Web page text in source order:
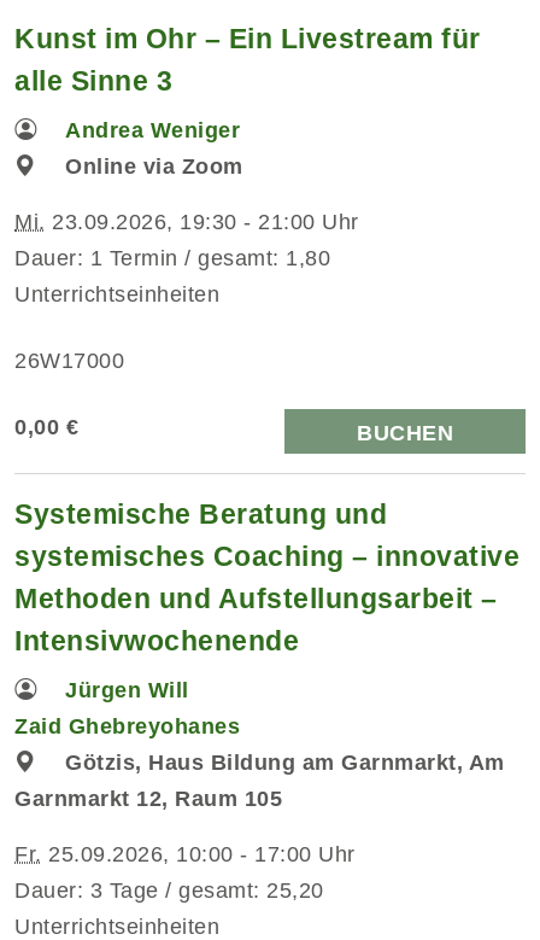
Kunst im Ohr – Ein Livestream für
alle Sinne 3
Andrea Weniger
Online via Zoom
Mi. 23.09.2026, 19:30 - 21:00 Uhr
Dauer: 1 Termin / gesamt: 1,80
Unterrichtseinheiten
26W17000
0,00 € BUCHEN
Systemische Beratung und
systemisches Coaching – innovative
Methoden und Aufstellungsarbeit –
Intensivwochenende
Jürgen Will
Zaid Ghebreyohanes
Götzis, Haus Bildung am Garnmarkt, Am
Garnmarkt 12, Raum 105
Fr. 25.09.2026, 10:00 - 17:00 Uhr
Dauer: 3 Tage / gesamt: 25,20
Unterrichtseinheiten